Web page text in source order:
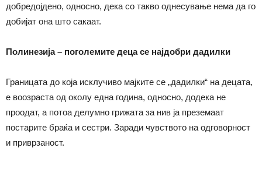
добредојдено, односно, дека со такво однесување нема да го
добијат она што сакаат.
Полинезија – поголемите деца се најдобри дадилки
Границата до која исклучиво мајките се „дадилки“ на децата,
е воозраста од околу една година, односно, додека не
проодат, а потоа делумно грижата за нив ја преземаат
постарите браќа и сестри. Заради чувството на одговорност
и приврзаност.